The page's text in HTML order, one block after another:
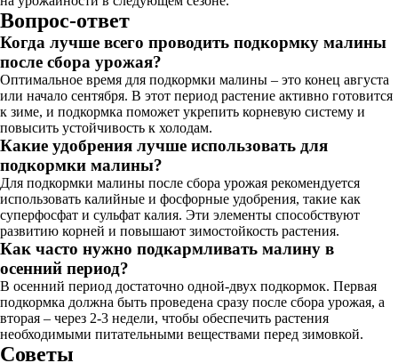
Вопрос-ответ
Когда лучше всего проводить подкормку малины
после сбора урожая?
Оптимальное время для подкормки малины – это конец августа
или начало сентября. В этот период растение активно готовится
к зиме, и подкормка поможет укрепить корневую систему и
повысить устойчивость к холодам.
Какие удобрения лучше использовать для
подкормки малины?
Для подкормки малины после сбора урожая рекомендуется
использовать калийные и фосфорные удобрения, такие как
суперфосфат и сульфат калия. Эти элементы способствуют
развитию корней и повышают зимостойкость растения.
Как часто нужно подкармливать малину в
осенний период?
В осенний период достаточно одной-двух подкормок. Первая
подкормка должна быть проведена сразу после сбора урожая, а
вторая – через 2-3 недели, чтобы обеспечить растения
необходимыми питательными веществами перед зимовкой.
Советы